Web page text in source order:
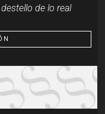
de lo real